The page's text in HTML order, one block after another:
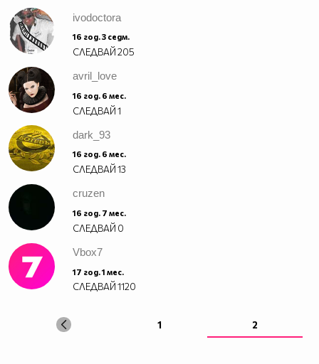
ivodoctora
16 год. 3 седм.
СЛЕДВАЙ205
avril_love
16 год. 6 мес.
СЛЕДВАЙ1
dark_93
16 год. 6 мес.
СЛЕДВАЙ13
cruzen
16 год. 7 мес.
СЛЕДВАЙ 0
Vbоx7
17 год. 1 мес.
СЛЕДВАЙ1120
1 2